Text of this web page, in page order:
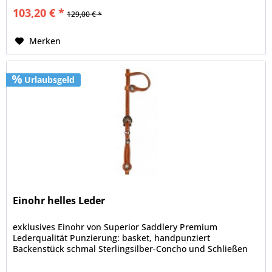
103,20 € * 129,00 € *
Merken
Urlaubsgeld
Einohr helles Leder
exklusives Einohr von Superior Saddlery Premium
Lederqualität Punzierung: basket, handpunziert
Backenstück schmal Sterlingsilber-Concho und Schließen